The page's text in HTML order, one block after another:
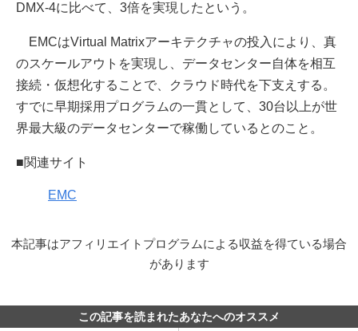
DMX-4に比べて、3倍を実現したという。
EMCはVirtual Matrixアーキテクチャの投入により、真
のスケールアウトを実現し、データセンター自体を相互
接続・仮想化することで、クラウド時代を下支えする。
すでに早期採用プログラムの一貫として、30台以上が世
界最大級のデータセンターで稼働しているとのこと。
■関連サイト
EMC
本記事はアフィリエイトプログラムによる収益を得ている場合
があります
この記事を読まれたあなたへのオススメ